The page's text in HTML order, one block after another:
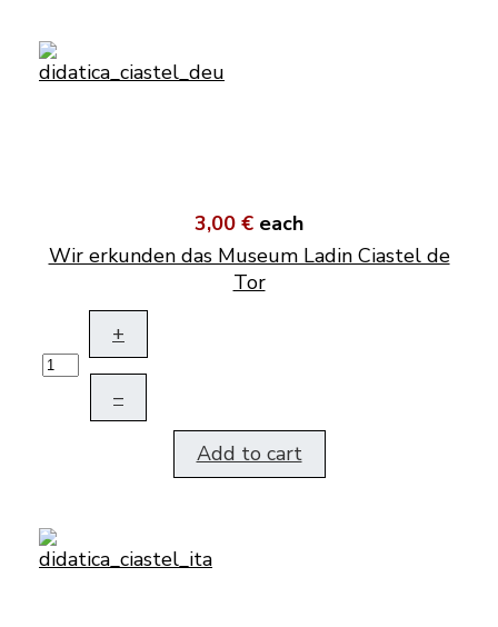
3,00 € each
Wir erkunden das Museum Ladin Ciastel de
Tor
+
–
Add to cart